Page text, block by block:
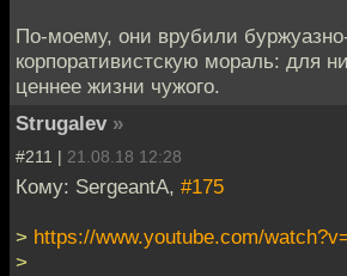
По-моему, они врубили
корпоративистскую мораль: для
ценнее жизни чужого.
Strugalev »
#211 | 21.08.18 12:28
Кому: SergeantA, #175
> https://www.youtube.com/
>